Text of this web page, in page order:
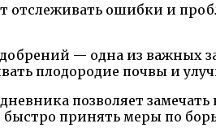
отслеживать ошибки и
— одна из важных
плодородие почвы и
позволяет
быстро принять меры по